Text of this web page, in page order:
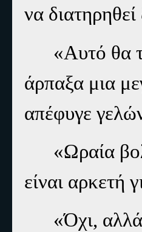
να
«Αυτό θα
άρπαξα μια
απέφυγε
«Ωραία
είναι αρκετή
«Όχι,